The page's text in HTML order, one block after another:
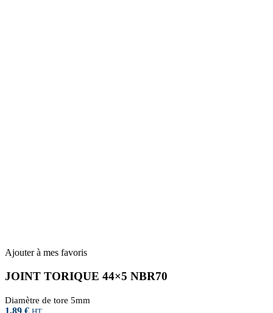
Ajouter à mes favoris
JOINT TORIQUE 44×5 NBR70
Diamètre de tore 5mm
1,89 €